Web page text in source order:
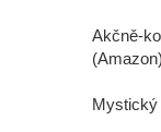
Akčně-
Mystický